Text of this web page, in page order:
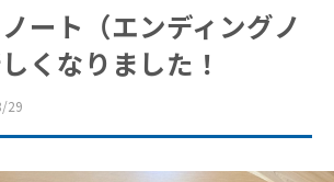
ート（エンディングノ
くなりました！
29